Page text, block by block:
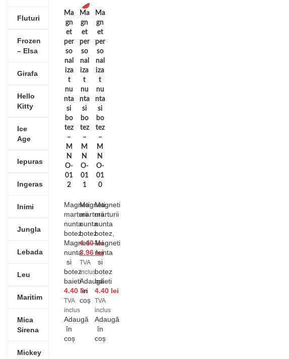
Fluturi
Frozen
– Elsa
Girafa
Hello
Kitty
Ice
Age
Iepuras
Ingeras
Inimi
Jungla
Lebada
Leu
Maritim
Mica
Sirena
Mickey
Ma
gn
et
per
so
nal
iza
t
nu
nta
si
bo
tez
–
M
N
O-
01
2
Magneti
marturii
nunta
botez,
Magneti
nunta
si
botez
baieti
4.40 lei
TVA
inclus
Adaugă
în
coș
-10%
Ma
gn
et
per
so
nal
iza
t
nu
nta
si
bo
tez
–
M
N
O-
01
1
Magneti
marturii
nunta
botez
4.40lei
3.96lei
TVA
inclus
Adaugă
în
coș
Ma
gn
et
per
so
nal
iza
t
nu
nta
si
bo
tez
–
M
N
O-
01
0
Magneti
marturii
nunta
botez
Magneti
nunta
si
botez
baieti
4.40 lei
TVA
inclus
Adaugă
în
coș